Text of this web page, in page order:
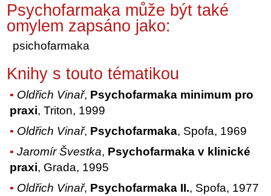
Psychofarmaka může být také
omylem zapsáno jako:
psichofarmaka
Knihy s touto tématikou
Oldřich Vinař, Psychofarmaka minimum pro
praxi, Triton, 1999
Oldřich Vinař, Psychofarmaka, Spofa, 1969
Jaromír Švestka, Psychofarmaka v klinické
praxi, Grada, 1995
Oldřich Vinař, Psychofarmaka II., Spofa, 1977